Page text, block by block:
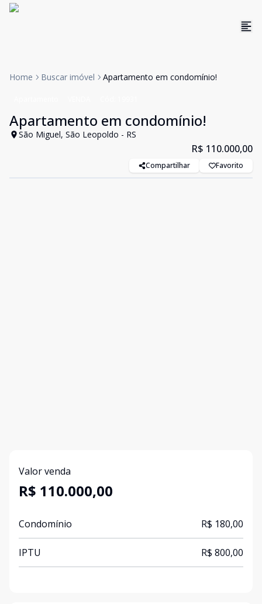
Home Buscar imóvel Apartamento em condomínio!
Apartamento em condomínio!
São Miguel, São Leopoldo - RS
R$ 110.000,00
Compartilhar Favorito
Valor venda
R$ 110.000,00
Condomínio R$ 180,00
IPTU R$ 800,00